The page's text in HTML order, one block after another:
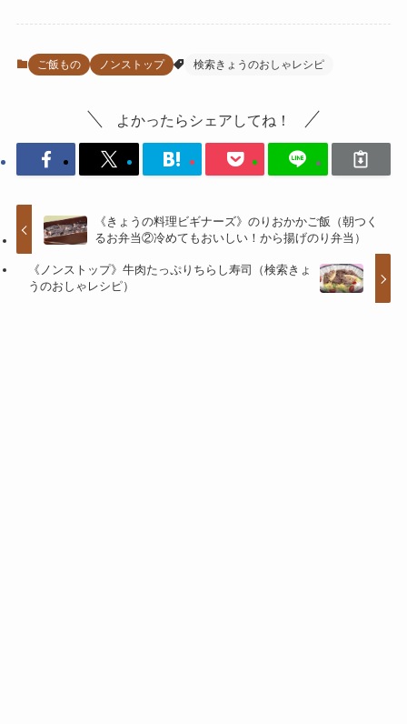
ご飯もの ノンストップ 検索きょうのおしゃレシピ
よかったらシェアしてね！
《きょうの料理ビギナーズ》のりおかかご飯（朝つく
るお弁当②冷めてもおいしい！から揚げのり弁当）
《ノンストップ》牛肉たっぷりちらし寿司（検索きょ
うのおしゃレシピ）